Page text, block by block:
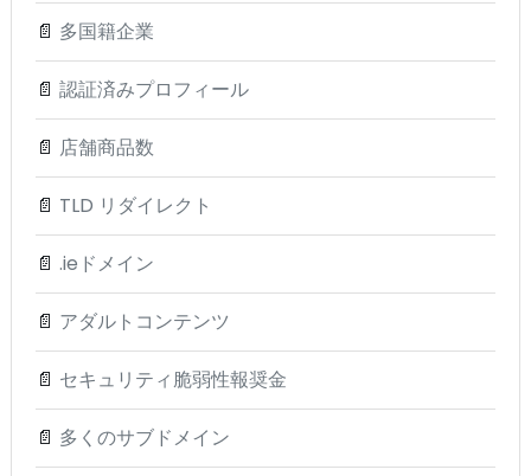
📄 多国籍企業
📄 認証済みプロフィール
📄 店舗商品数
📄 TLD リダイレクト
📄 .ieドメイン
📄 アダルトコンテンツ
📄 セキュリティ脆弱性報奨金
📄 多くのサブドメイン